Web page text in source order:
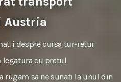
Austria
despre cursa tur-retur
legatura cu pretul
rugam sa ne sunati la unul din